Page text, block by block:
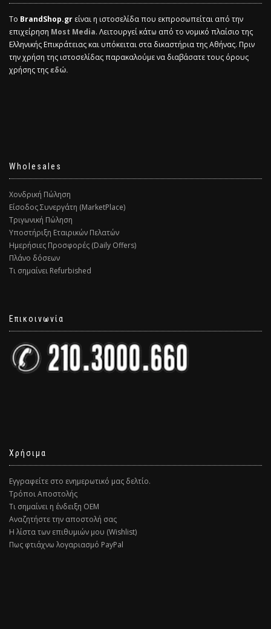
Το BrandShop.gr είναι η ιστοσελίδα που εκπροσωπείται από την
επιχείρηση Most Media. Λειτουργεί κάτω από το νομικό πλαίσιο της
Ελληνικής Επικράτειας και υπόκειται στα δικαστήρια της Αθήνας. Πριν
την χρήση της ιστοσελίδας παρακαλούμε να διαβάσατε τους όρους
χρήσης τηςεδώ.
Wholesales
Χονδρική Πώληση
Είσοδος Συνεργάτη (MarketPlace)
Τριγωνική Πώληση
Υποστήριξη Εταιρικών Πελατών
Ημερήσιες Προσφορές (Daily Offers)
Πλάνο δόσεων
Τι σημαίνει Refurbished
Επικοινωνία
Χρήσιμα
Εγγραφείτε στο ενημερωτικό μας δελτίο.
Τρόποι Αποστολής
Τι σημαίνει η ένδειξη ΟΕΜ
Αναζητήστε την αποστολή σας
Η λίστα των επιθυμιών μου (Wishlist)
Πως φτιάχνω λογαριασμό PayPal